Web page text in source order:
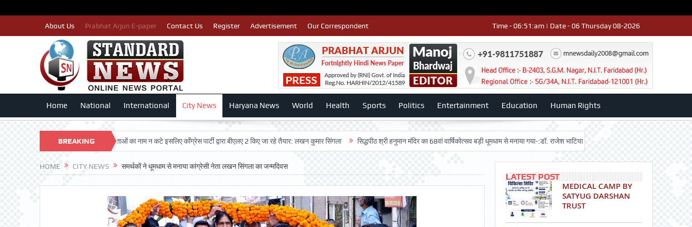
About Us Prabhat Arjun E-paper Contact Us Register Advertisement Our Correspondent Time - 06:51:am | Date - 06 Thursday 08-2026
Home National International City News Haryana News World Health Sports Politics Entertainment Education Human Rights
BREAKING
NEWS
TRUST पात्र मतदाताओं का नाम न कटे इसलिए काँग्रेस पार्टी द्वारा बीएलए 2 किए जा रहे तैयार: लखन कुमार सिंगला सिद्धपीठ श्री हनुमान मंदिर का 68वां वार्षिकोत्सव बड़ी धूमधाम से मनाया गया-:डॉ. राजेश भाटिया Admission advertisment श्री हनुमान
HOME CITY NEWS समर्थकों ने धूमधाम से मनाया कांग्रेसी नेता लखन सिंगला का जन्मदिवस
LATEST POST
MEDICAL CAMP BY
SATYUG DARSHAN
TRUST